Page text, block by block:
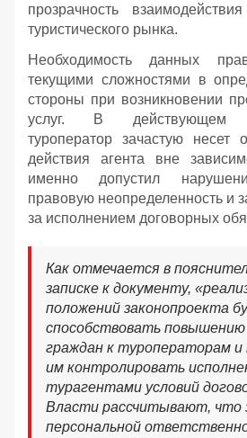
прозрачность
туристического рынка.
Необходимость данных
текущими сложностями в
стороны при возникновении
услуг. В действующем
туроператор зачастую несет
действия агента вне
именно допустил
правовую неопределенность и
за исполнением договорных
Как отмечается в
записке к документу,
положений законопроекта
способствовать повышению
граждан к туроператорам и
им контролировать
турагентами условий
Власти рассчитывают, что
персональной